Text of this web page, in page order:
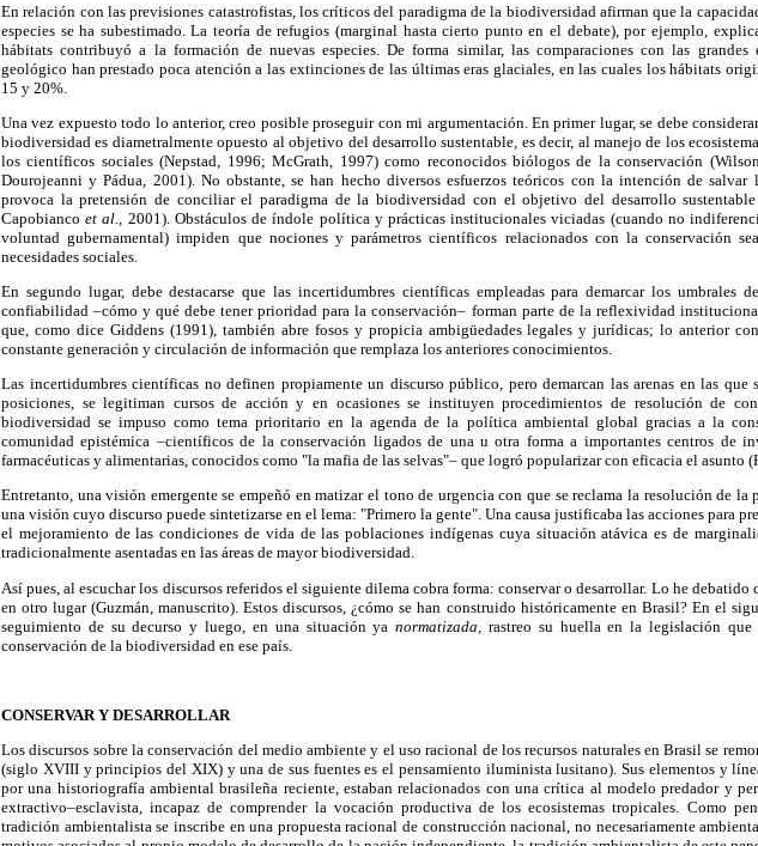
En relación con las previsiones catastrofistas, los críticos del paradigma de la biodiversidad afirman que la
especies se ha subestimado. La teoría de refugios (marginal hasta cierto punto en el debate), por ejemplo,
hábitats contribuyó a la formación de nuevas especies. De forma similar, las comparaciones con las grandes
geológico han prestado poca atención a las extinciones de las últimas eras glaciales, en las cuales los hábitats
15 y 20%.
Una vez expuesto todo lo anterior, creo posible proseguir con mi argumentación. En primer lugar, se debe
biodiversidad es diametralmente opuesto al objetivo del desarrollo sustentable, es decir, al manejo de los
los científicos sociales (Nepstad, 1996; McGrath, 1997) como reconocidos biólogos de la conservación
Dourojeanni y Pádua, 2001). No obstante, se han hecho diversos esfuerzos teóricos con la intención de salvar
provoca la pretensión de conciliar el paradigma de la biodiversidad con el objetivo del desarrollo sustentable
Capobiancoet al.,
2001). Obstáculos de índole política y prácticas institucionales viciadas (cuando no
voluntad gubernamental) impiden que nociones y parámetros científicos relacionados con la conservación
necesidades sociales.
En segundo lugar, debe destacarse que las incertidumbres científicas empleadas para demarcar los umbrales
confiabilidad –cómo y qué debe tener prioridad para la conservación– forman parte de la reflexividad
que, como dice Giddens (1991), también abre fosos y propicia ambigüedades legales y jurídicas; lo anterior
constante generación y circulación de información que remplaza los anteriores conocimientos.
Las incertidumbres científicas no definen propiamente un discurso público, pero demarcan las arenas en las que
posiciones, se legitiman cursos de acción y en ocasiones se instituyen procedimientos de resolución de
biodiversidad se impuso como tema prioritario en la agenda de la política ambiental global gracias a la
comunidad epistémica –científicos de la conservación ligados de una u otra forma a importantes centros de
farmacéuticas y alimentarias, conocidos como "la mafia de las selvas"– que logró popularizar con eficacia el asunto
Entretanto, una visión emergente se empeñó en matizar el tono de urgencia con que se reclama la resolución de la
una visión cuyo discurso puede sintetizarse en el lema: "Primero la gente". Una causa justificaba las acciones para
el mejoramiento de las condiciones de vida de las poblaciones indígenas cuya situación atávica es de
tradicionalmente asentadas en las áreas de mayor biodiversidad.
Así pues, al escuchar los discursos referidos el siguiente dilema cobra forma: conservar o desarrollar. Lo he
en otro lugar (Guzmán, manuscrito). Estos discursos, ¿cómo se han construido históricamente en Brasil? En el
seguimiento de su decurso y luego, en una situación yanormatizada,
rastreo su huella en la legislación
conservación de la biodiversidad en ese país.
CONSERVAR Y DESARROLLAR
Los discursos sobre la conservación del medio ambiente y el uso racional de los recursos naturales en Brasil se
(siglo XVIII y principios del XIX) y una de sus fuentes es el pensamiento iluminista lusitano). Sus elementos y
por una historiografía ambiental brasileña reciente, estaban relacionados con una crítica al modelo predador y
extractivo–esclavista, incapaz de comprender la vocación productiva de los ecosistemas tropicales. Como
tradición ambientalista se inscribe en una propuesta racional de construcción nacional, no necesariamente